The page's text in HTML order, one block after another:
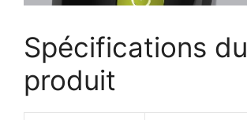
Spécifications du
produit